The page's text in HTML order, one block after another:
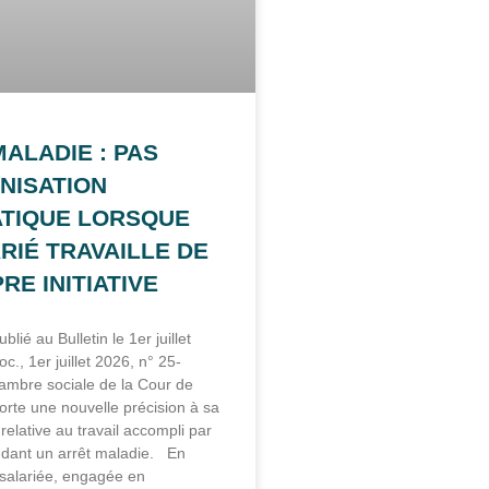
: PAS
LORSQUE
TRAVAILLE DE
INITIATIVE
au Bulletin le 1er juillet
1er juillet 2026, n° 25-
sociale de la Cour de
une nouvelle précision à sa
au travail accompli par
un arrêt maladie. En
engagée en